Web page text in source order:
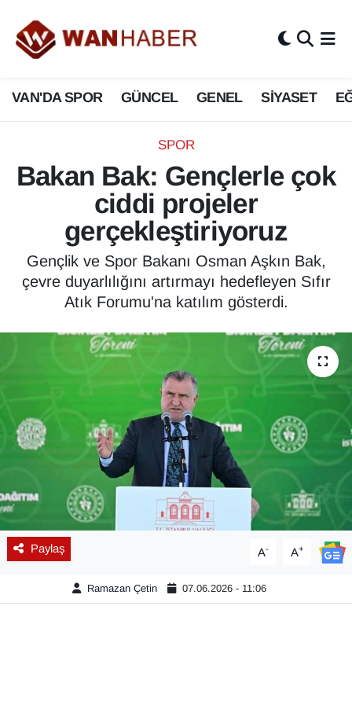
VAN'DA SPOR GÜNCEL GENEL SİYASET
SPOR
Bakan Bak: Gençlerle çok
ciddi projeler
gerçekleştiriyoruz
Gençlik ve Spor Bakanı Osman Aşkın Bak,
çevre duyarlılığını artırmayı hedefleyen Sıfır
Atık Forumu'na katılım gösterdi.
Paylaş A- A+
Ramazan Çetin 07.06.2026 - 11:06
3.SAYFA
ASAYİŞ
BİLİM VE TEKNOLOJİ
Biyografi
Bölge Haberleri
ÇEVRE
Deprem
Dernekler, Odalar
DÜNYA
EĞİTİM
EKONOMİ
Eleman
Emlak
Van Nöbetçi Eczaneler
Van Hava Durumu
Van Namaz Vakitleri
Van Trafik Yoğunluk Haritası
Süper Lig Puan Durumu ve Fikstür
Tüm Manşetler
Son Dakika Haberleri
Haber Arşivi